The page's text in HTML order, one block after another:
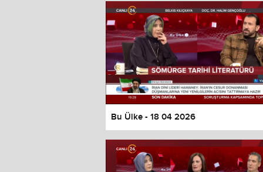
Bu Ülke - 18 04 2026